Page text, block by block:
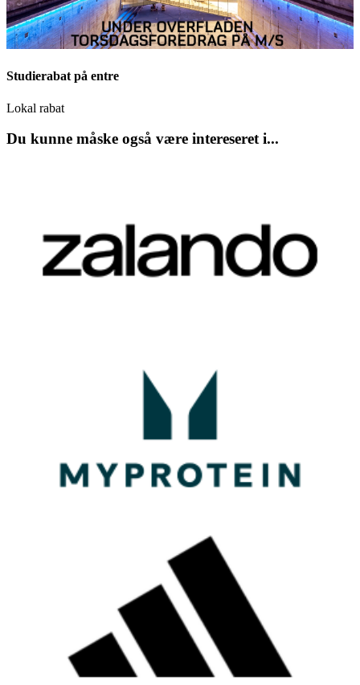
Studierabat på entre
Lokal rabat
Du kunne måske også være intereseret i...